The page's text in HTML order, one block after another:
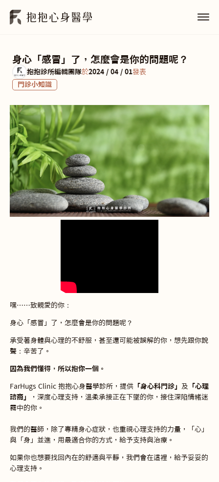
身心「感冒」了，怎麼會是你的問題呢？
抱抱診所編輯團隊於2024 / 04 / 01發表
門診小知識
嘿⋯⋯致親愛的你：
身心「感冒」了，怎麼會是你的問題呢？
承受著身體與心理的不舒服，甚至還可能被誤解的你，想先跟你說
聲：辛苦了。
因為我們懂得，所以抱你一個。
FarHugs Clinic 抱抱心身醫學診所，提供 「身心科門診」 及 「心理
諮商」
，深度心理支持，溫柔承接正在下墜的你，接住深陷情緒迷
霧中的你。
我們的醫師，除了專精身心症狀，也重視心理支持的力量，「心」
與「身」並進，用最適合你的方式，給予支持與治療。
如果你也想要找回內在的舒適與平靜，我們會在這裡，給予妥妥的
心理支持。